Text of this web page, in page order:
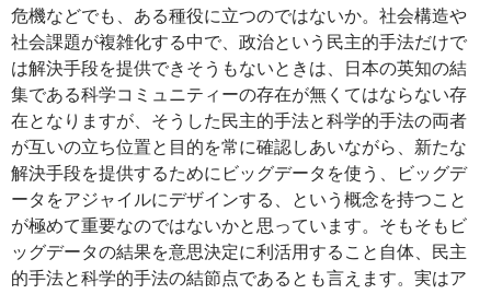
危機などでも、ある種役に立つのではないか。社会構造や
社会課題が複雑化する中で、政治という民主的手法だけで
は解決手段を提供できそうもないときは、日本の英知の結
集である科学コミュニティーの存在が無くてはならない存
在となりますが、そうした民主的手法と科学的手法の両者
が互いの立ち位置と目的を常に確認しあいながら、新たな
解決手段を提供するためにビッグデータを使う、ビッグデ
ータをアジャイルにデザインする、という概念を持つこと
が極めて重要なのではないかと思っています。そもそもビ
ッグデータの結果を意思決定に利活用すること自体、民主
的手法と科学的手法の結節点であるとも言えます。実はア